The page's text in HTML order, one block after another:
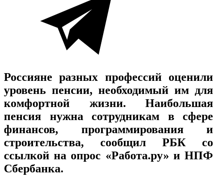
Россияне разных профессий оценили
уровень пенсии, необходимый им для
комфортной жизни. Наибольшая
пенсия нужна сотрудникам в сфере
финансов, программирования и
строительства, сообщил РБК со
ссылкой на опрос «Работа.ру» и НПФ
Сбербанка.